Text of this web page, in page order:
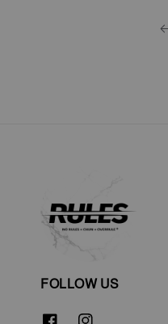
FOLLOW US